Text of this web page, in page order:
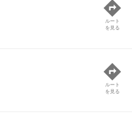
ルート
を見る
ルート
を見る